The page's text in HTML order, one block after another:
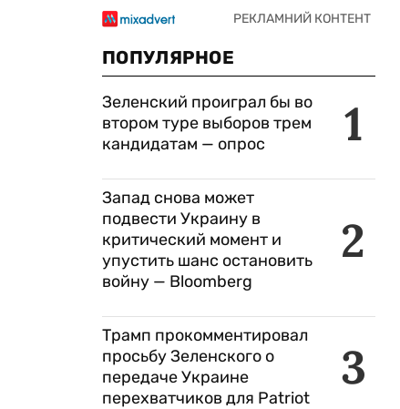
ПОПУЛЯРНОЕ
1
Зеленский проиграл бы во
втором туре выборов трем
кандидатам — опрос
2
Запад снова может
подвести Украину в
критический момент и
упустить шанс остановить
войну — Bloomberg
3
Трамп прокомментировал
просьбу Зеленского о
передаче Украине
перехватчиков для Patriot